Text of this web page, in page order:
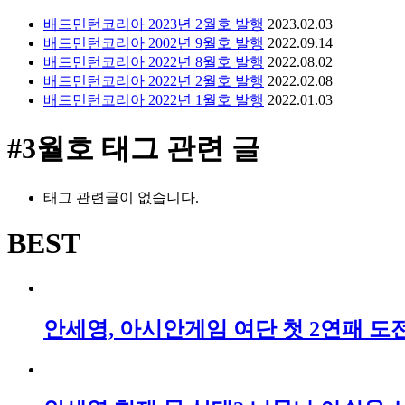
배드민턴코리아 2023년 2월호 발행 2023.02.03
배드민턴코리아 2002년 9월호 발행 2022.09.14
배드민턴코리아 2022년 8월호 발행 2022.08.02
배드민턴코리아 2022년 2월호 발행 2022.02.08
배드민턴코리아 2022년 1월호 발행 2022.01.03
#3월호 태그 관련 글
태그 관련글이 없습니다.
BEST
안세영, 아시안게임 여단 첫 2연패 도